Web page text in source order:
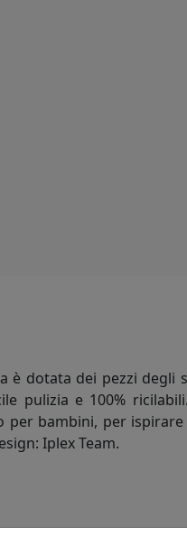
è dotata dei pezzi
pulizia e 100%
bambini, per
Iplex Team.